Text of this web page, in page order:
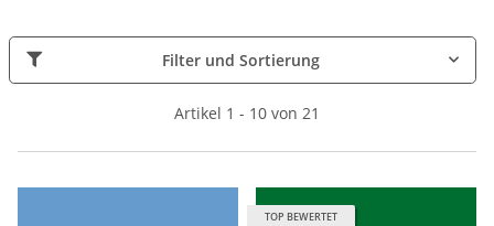
Filter und Sortierung
Artikel 1 - 10 von 21
TOP BEWERTET